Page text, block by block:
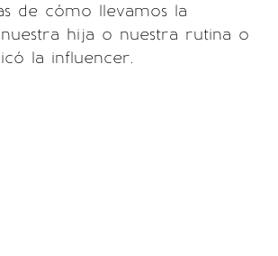
de cómo llevamos la
hija o nuestra rutina o
la influencer.